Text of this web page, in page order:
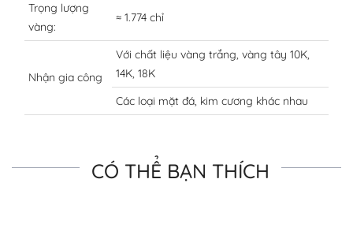
Trọng lượng
vàng:
≈ 1.774 chỉ
Nhận gia công
Với chất liệu vàng trắng, vàng tây 10K,
14K, 18K
Các loại mặt đá, kim cương khác nhau
CÓ THỂ BẠN THÍCH